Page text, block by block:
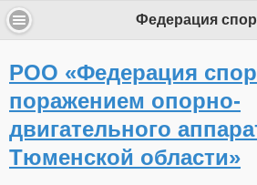
Федерация
РОО «Федерация
поражением опорно-
двигательного
Тюменской области»